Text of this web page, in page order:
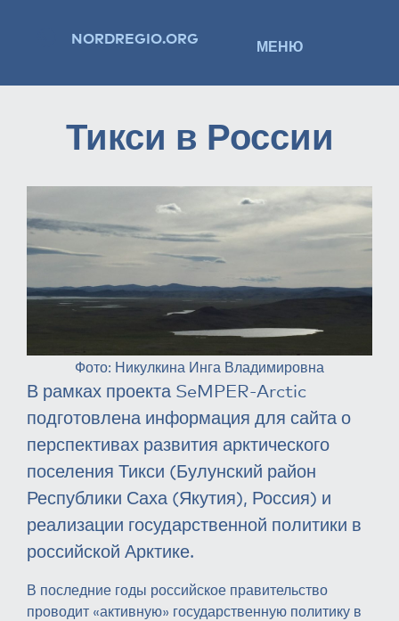
NORDREGIO.ORG МЕНЮ
Тикси в России
Фото: Никулкина Инга Владимировна
В рамках проекта SeMPER-Arctic
подготовлена информация для сайта о
перспективах развития арктического
поселения Тикси (Булунский район
Республики Саха (Якутия), Россия) и
реализации государственной политики в
российской Арктике.
В последние годы российское правительство
проводит «активную» государственную политику в